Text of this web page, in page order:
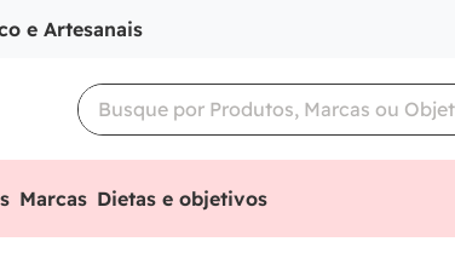
e Artesanais
Marcas Dietas e objetivos